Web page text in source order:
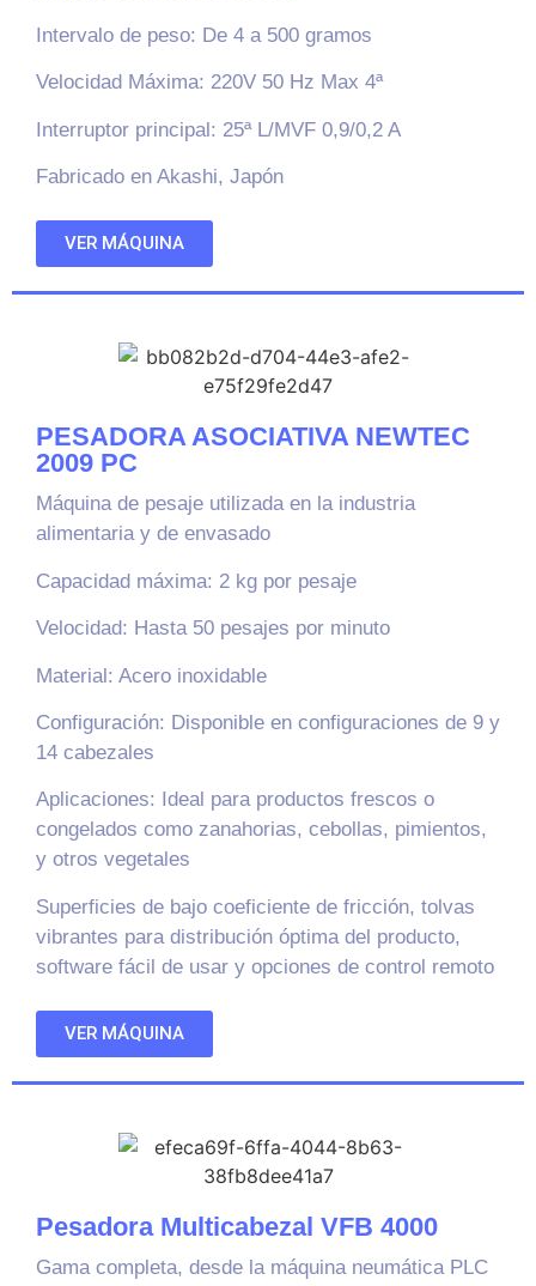
Intervalo de peso: De 4 a 500 gramos
Velocidad Máxima: 220V 50 Hz Max 4ª
Interruptor principal: 25ª L/MVF 0,9/0,2 A
Fabricado en Akashi, Japón
VER MÁQUINA
PESADORA ASOCIATIVA NEWTEC
2009 PC
Máquina de pesaje utilizada en la industria
alimentaria y de envasado
Capacidad máxima: 2 kg por pesaje
Velocidad: Hasta 50 pesajes por minuto
Material: Acero inoxidable
Configuración: Disponible en configuraciones de 9 y
14 cabezales
Aplicaciones: Ideal para productos frescos o
congelados como zanahorias, cebollas, pimientos,
y otros vegetales
Superficies de bajo coeficiente de fricción, tolvas
vibrantes para distribución óptima del producto,
software fácil de usar y opciones de control remoto
VER MÁQUINA
Pesadora Multicabezal VFB 4000
Gama completa, desde la máquina neumática PLC